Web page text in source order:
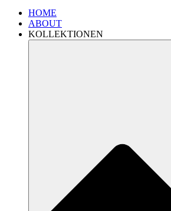
HOME
ABOUT
KOLLEKTIONEN